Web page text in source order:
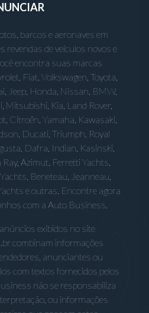
barcos e aeronaves em
revendas de veículos novos e
encontra suas marcas
Fiat, Volkswagen, Toyota,
Jeep, Honda, Nissan, BMW,
Mitsubishi, Kia, Land Rover,
Citroën, Yamaha, Kawasaki,
Ducati, Triumph, Royal
Dafra, Indian, Kasinski,
Ray, Azimut, Ferretti Yachts,
Beneteau, Jeanneau,
e outras. Encontre agora
com a Auto Business.
exibidos no site
combinam informações
anunciantes ou
com textos fornecidos pelos
não se responsabiliza
ou informações